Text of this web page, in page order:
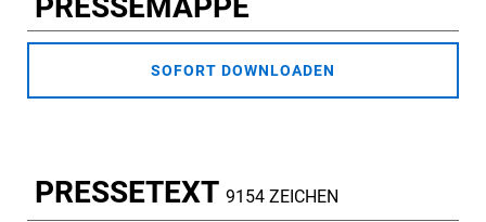
SOFORT DOWNLOADEN
PRESSETEXT 9154 ZEICHEN